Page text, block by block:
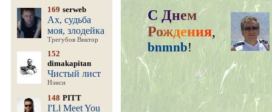
169 serweb
Ах, судьба
моя, злодейка
Трегубов Виктор
152
dimakapitan
Чистый лист
Нэнси
148 PITT
I'Ll Meet You
С Днем
Рождения,
bnmnb!